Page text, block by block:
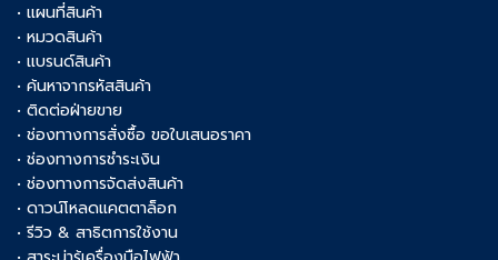
• แผนที่สินค้า
• หมวดสินค้า
• แบรนด์สินค้า
• ค้นหาจากรหัสสินค้า
• ติดต่อฝ่ายขาย
• ช่องทางการสั่งซื้อ ขอใบเสนอราคา
• ช่องทางการชำระเงิน
• ช่องทางการจัดส่งสินค้า
• ดาวน์โหลดแคตตาล็อก
• รีวิว & สาธิตการใช้งาน